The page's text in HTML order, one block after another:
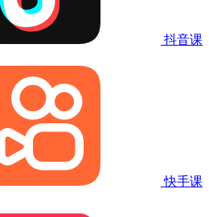
抖音课
快手课